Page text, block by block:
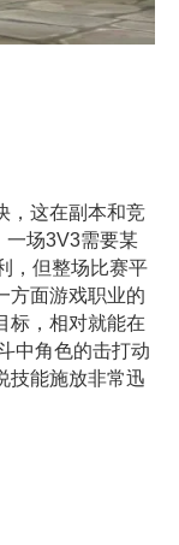
这在副本和竞
一场3V3需要某
，但整场比赛平
方面游戏职业的
标，相对就能在
中角色的击打动
技能施放非常迅